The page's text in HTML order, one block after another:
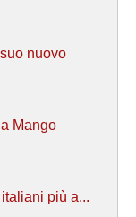
nuovo
Mango
più a...